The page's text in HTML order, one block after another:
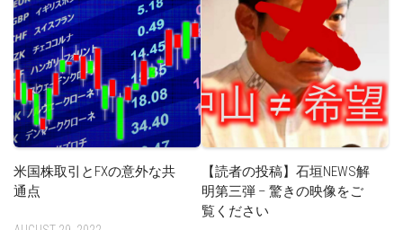
米国株取引とFXの意外な共
通点
【読者の投稿】石垣NEWS解
明第三弾 – 驚きの映像をご
覧ください